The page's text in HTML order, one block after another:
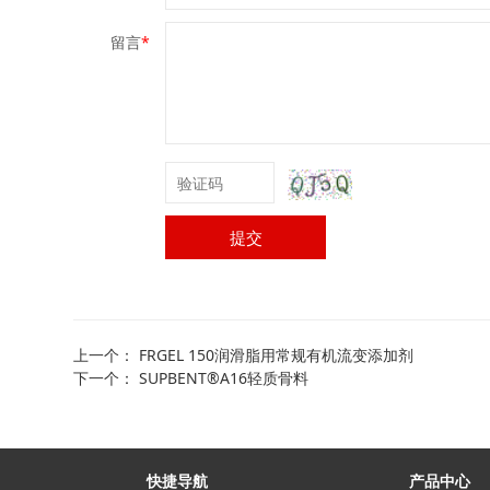
留言*
提交
上一个： FRGEL 150润滑脂用常规有机流变添加剂
下一个：SUPBENT®A16轻质骨料
快捷导航 产品中心